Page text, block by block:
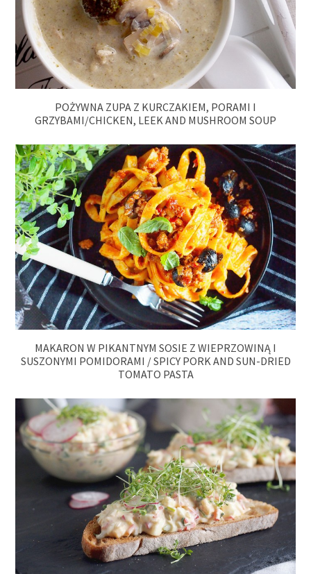
POŻYWNA ZUPA Z KURCZAKIEM, PORAMI I
GRZYBAMI/CHICKEN, LEEK AND MUSHROOM SOUP
MAKARON W PIKANTNYM SOSIE Z WIEPRZOWINĄ I
SUSZONYMI POMIDORAMI / SPICY PORK AND SUN-DRIED
TOMATO PASTA